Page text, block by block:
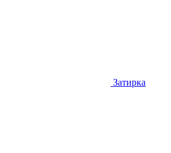
Затирка